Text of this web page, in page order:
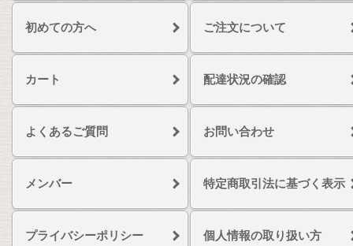
初めての方へ ご注文について
カート 配達状況の確認
よくあるご質問 お問い合わせ
メンバー 特定商取引法に基づく表示
プライバシーポリシー 個人情報の取り扱い方